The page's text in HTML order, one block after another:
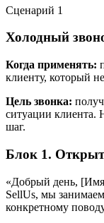
Сценарий 1
Холодный
Когда применять:
клиенту, который
Цель звонка:
ситуации клиента.
шаг.
Блок 1.
«Добрый день,
SellUs, мы
конкретному